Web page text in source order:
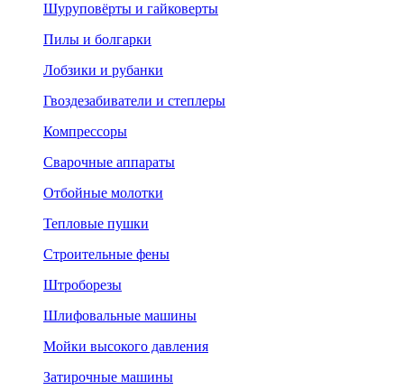
Шуруповёрты и гайковерты
Пилы и болгарки
Лобзики и рубанки
Гвоздезабиватели и степлеры
Компрессоры
Сварочные аппараты
Отбойные молотки
Тепловые пушки
Строительные фены
Штроборезы
Шлифовальные машины
Мойки высокого давления
Затирочные машины